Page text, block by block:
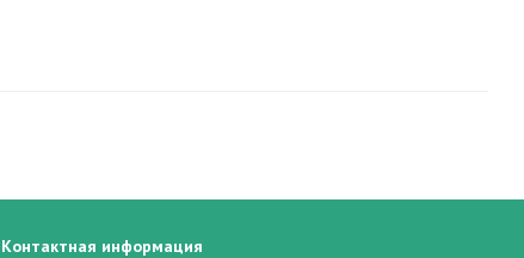
Контактная информация